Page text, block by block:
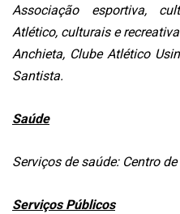
Associação esportiva,
Atlético, culturais e
Anchieta, Clube Atlético
Santista.
Saúde
Serviços de saúde: Centro
Serviços Públicos